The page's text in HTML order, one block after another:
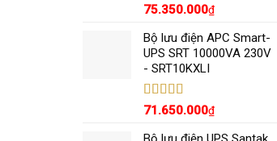
Được xếp
sao
75.350.000₫
Bộ lưu điện APC Smart-
UPS SRT 10000VA 230V
- SRT10KXLI
Được xếp
sao
71.650.000₫